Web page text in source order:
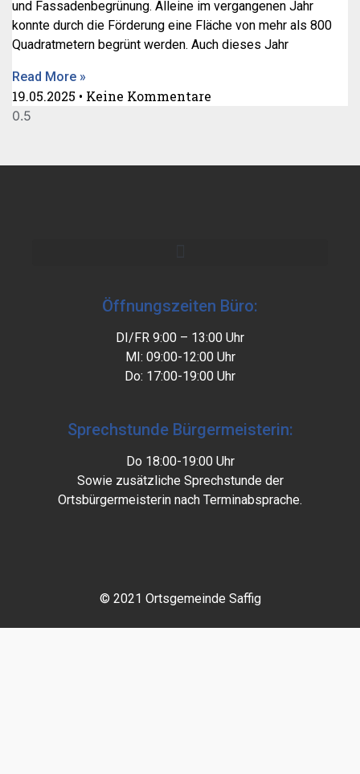
und Fassadenbegrünung. Alleine im vergangenen Jahr
konnte durch die Förderung eine Fläche von mehr als 800
Quadratmetern begrünt werden. Auch dieses Jahr
Read More »
19.05.2025 Keine Kommentare
Öffnungszeiten Büro:
DI/FR 9:00 – 13:00 Uhr
MI: 09:00-12:00 Uhr
Do: 17:00-19:00 Uhr
Sprechstunde Bürgermeisterin:
Do 18:00-19:00 Uhr
Sowie zusätzliche Sprechstunde der
Ortsbürgermeisterin nach Terminabsprache.
© 2021 Ortsgemeinde Saffig